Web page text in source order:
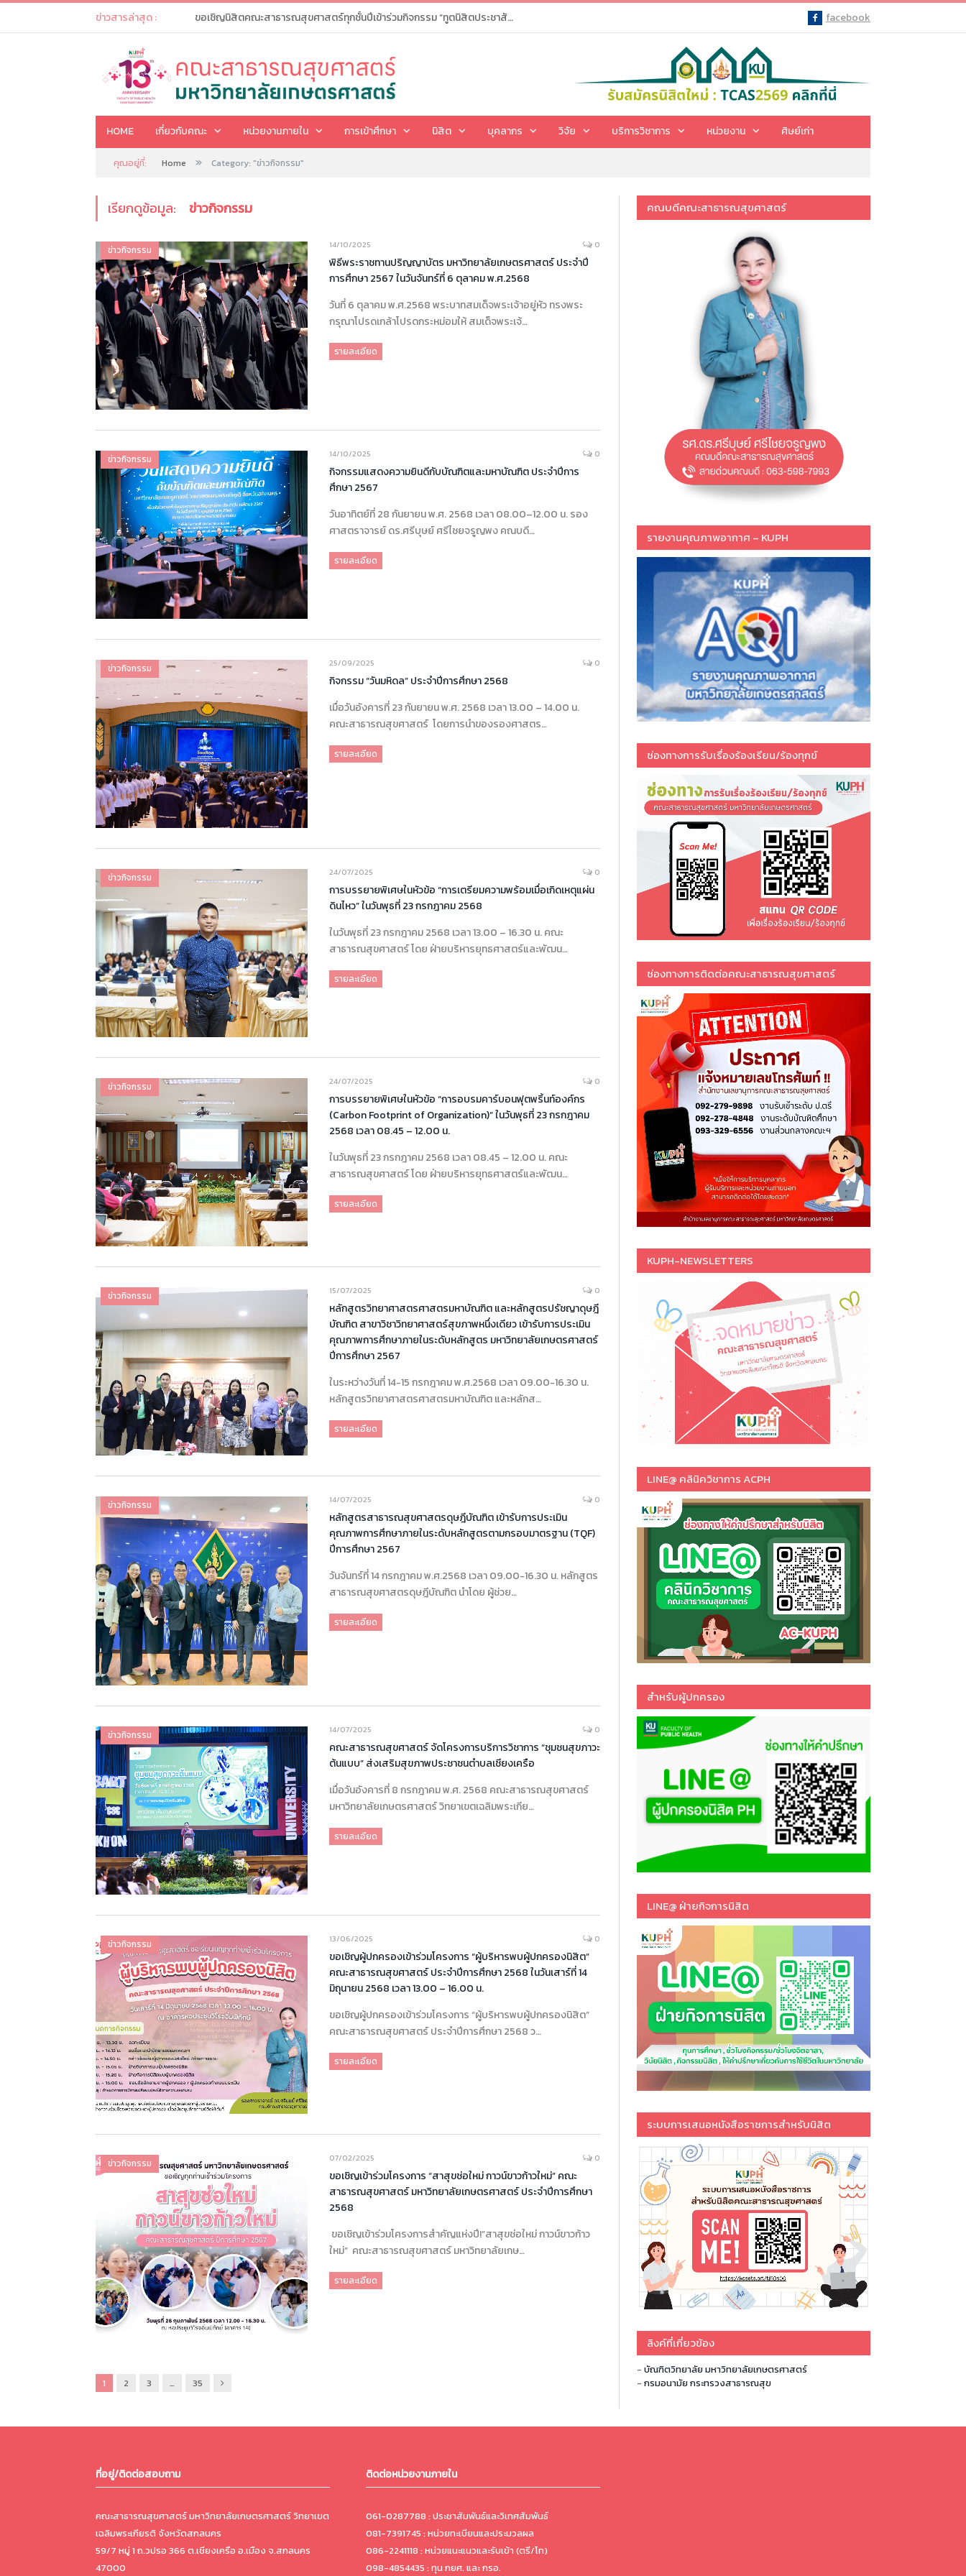
ข่าวสารล่าสุด : ขอเชิญนิสิตคณะสาธารณสุขศาสตร์ทุกชั้นปีเข้าร่วมกิจกรรม “ทูตนิสิตประชาสัมพันธ์วิเทศสัมพันธ์คณะสาธารณสุขศาสตร์ : PR and International Relations Student Ambassadors KUPH” Facebook
facebook
HOME เกี่ยวกับคณะ หน่วยงานภายใน การเข้าศึกษา นิสิต บุคลากร วิจัย บริการวิชาการ หน่วยงาน ศิษย์เก่า
คุณอยู่ที่: Home » Category: "ข่าวกิจกรรม"
เรียกดูข้อมูล: ข่าวกิจกรรม
ข่าวกิจกรรม 14/10/2025 0
พิธีพระราชทานปริญญาบัตร มหาวิทยาลัยเกษตรศาสตร์ ประจำปี
การศึกษา 2567 ในวันจันทร์ที่ 6 ตุลาคม พ.ศ.2568
วันที่ 6 ตุลาคม พ.ศ.2568 พระบาทสมเด็จพระเจ้าอยู่หัว ทรงพระ
กรุณาโปรดเกล้าโปรดกระหม่อมให้ สมเด็จพระเจ้…
รายละเอียด
ข่าวกิจกรรม 14/10/2025 0
กิจกรรมแสดงความยินดีกับบัณฑิตและมหาบัณฑิต ประจำปีการ
ศึกษา 2567
วันอาทิตย์ที่ 28 กันยายน พ.ศ. 2568 เวลา 08.00–12.00 น. รอง
ศาสตราจารย์ ดร.ศรีบุษย์ ศรีไชยจรูญพง คณบดี…
รายละเอียด
ข่าวกิจกรรม 25/09/2025 0
กิจกรรม “วันมหิดล” ประจำปีการศึกษา 2568
เมื่อวันอังคารที่ 23 กันยายน พ.ศ. 2568 เวลา 13.00 – 14.00 น.
คณะสาธารณสุขศาสตร์ โดยการนำของรองศาสตร…
รายละเอียด
ข่าวกิจกรรม 24/07/2025 0
การบรรยายพิเศษในหัวข้อ “การเตรียมความพร้อมเมื่อเกิดเหตุแผ่น
ดินไหว” ในวันพุธที่ 23 กรกฎาคม 2568
ในวันพุธที่ 23 กรกฎาคม 2568 เวลา 13.00 – 16.30 น. คณะ
สาธารณสุขศาสตร์ โดย ฝ่ายบริหารยุทธศาสตร์และพัฒน…
รายละเอียด
ข่าวกิจกรรม 24/07/2025 0
การบรรยายพิเศษในหัวข้อ “การอบรมคาร์บอนฟุตพริ้นท์องค์กร
(Carbon Footprint of Organization)” ในวันพุธที่ 23 กรกฎาคม
2568 เวลา 08.45 – 12.00 น.
ในวันพุธที่ 23 กรกฎาคม 2568 เวลา 08.45 – 12.00 น. คณะ
สาธารณสุขศาสตร์ โดย ฝ่ายบริหารยุทธศาสตร์และพัฒน…
รายละเอียด
ข่าวกิจกรรม 15/07/2025 0
หลักสูตรวิทยาศาสตรศาสตรมหาบัณฑิต และหลักสูตรปรัชญาดุษฎี
บัณฑิต สาขาวิชาวิทยาศาสตร์สุขภาพหนึ่งเดียว เข้ารับการประเมิน
คุณภาพการศึกษาภายในระดับหลักสูตร มหาวิทยาลัยเกษตรศาสตร์
ปีการศึกษา 2567
ในระหว่างวันที่ 14-15 กรกฎาคม พ.ศ.2568 เวลา 09.00-16.30 น.
หลักสูตรวิทยาศาสตรศาสตรมหาบัณฑิต และหลักส…
รายละเอียด
ข่าวกิจกรรม 14/07/2025 0
หลักสูตรสาธารณสุขศาสตรดุษฎีบัณฑิต เข้ารับการประเมิน
คุณภาพการศึกษาภายในระดับหลักสูตรตามกรอบมาตรฐาน (TQF)
ปีการศึกษา 2567
วันจันทร์ที่ 14 กรกฎาคม พ.ศ.2568 เวลา 09.00-16.30 น. หลักสูตร
สาธารณสุขศาสตรดุษฎีบัณฑิต นำโดย ผู้ช่วย…
รายละเอียด
ข่าวกิจกรรม 14/07/2025 0
คณะสาธารณสุขศาสตร์ จัดโครงการบริการวิชาการ “ชุมชนสุขภาวะ
ต้นแบบ” ส่งเสริมสุขภาพประชาชนตำบลเชียงเครือ
เมื่อวันอังคารที่ 8 กรกฎาคม พ.ศ. 2568 คณะสาธารณสุขศาสตร์
มหาวิทยาลัยเกษตรศาสตร์ วิทยาเขตเฉลิมพระเกีย…
รายละเอียด
ข่าวกิจกรรม 13/06/2025 0
ขอเชิญผู้ปกครองเข้าร่วมโครงการ “ผู้บริหารพบผู้ปกครองนิสิต”
คณะสาธารณสุขศาสตร์ ประจำปีการศึกษา 2568 ในวันเสาร์ที่ 14
มิถุนายน 2568 เวลา 13.00 – 16.00 น.
ขอเชิญผู้ปกครองเข้าร่วมโครงการ “ผู้บริหารพบผู้ปกครองนิสิต”
คณะสาธารณสุขศาสตร์ ประจำปีการศึกษา 2568 ว…
รายละเอียด
ข่าวกิจกรรม 07/02/2025 0
ขอเชิญเข้าร่วมโครงการ “สาสุขช่อใหม่ กาวน์ขาวก้าวใหม่” คณะ
สาธารณสุขศาสตร์ มหาวิทยาลัยเกษตรศาสตร์ ประจำปีการศึกษา
2568
ขอเชิญเข้าร่วมโครงการสำคัญแห่งปี!”สาสุขช่อใหม่ กาวน์ขาวก้าว
ใหม่” คณะสาธารณสุขศาสตร์ มหาวิทยาลัยเกษ…
รายละเอียด
1 2 3 … 35
ถัด
คณบดีคณะสาธารณสุขศาสตร์
รายงานคุณภาพอากาศ – KUPH
ช่องทางการรับเรื่องร้องเรียน/ร้องทุกข์
ช่องทางการติดต่อคณะสาธารณสุขศาสตร์
KUPH-NEWSLETTERS
LINE@ คลินิควิชาการ ACPH
สำหรับผู้ปกครอง
LINE@ ฝ่ายกิจการนิสิต
ระบบการเสนอหนังสือราชการสำหรับนิสิต
ลิงค์ที่เกี่ยวข้อง
- บัณฑิตวิทยาลัย มหาวิทยาลัยเกษตรศาสตร์
- กรมอนามัย กระทรวงสาธารณสุข
ที่อยู่/ติดต่อสอบถาม
คณะสาธารณสุขศาสตร์ มหาวิทยาลัยเกษตรศาสตร์ วิทยาเขต
เฉลิมพระเกียรติ จังหวัดสกลนคร
59/7 หมู่ 1 ถ.วปรอ 366 ต.เชียงเครือ อ.เมือง จ.สกลนคร
47000
ติดต่อหน่วยงานภายใน
061-0287788 : ประชาสัมพันธ์และวิเทศสัมพันธ์
081-7391745 : หน่วยทะเบียนและประมวลผล
086-2241118 : หน่วยแนะแนวและรับเข้า (ตรี/โท)
098-4854435 : ทุน กยศ. และ กรอ.